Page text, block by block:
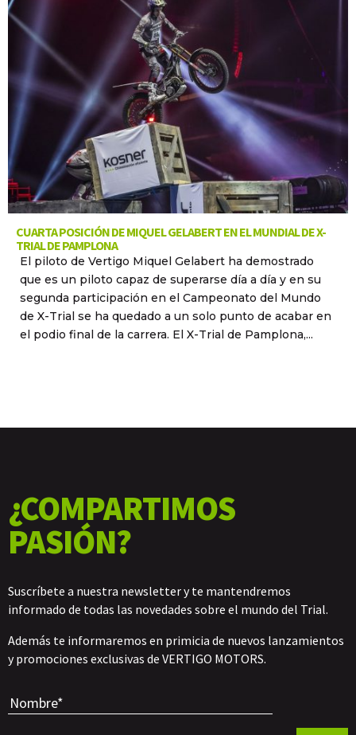
CUARTA POSICIÓN DE MIQUEL GELABERT EN EL MUNDIAL DE X-
TRIAL DE PAMPLONA
El piloto de Vertigo Miquel Gelabert ha demostrado
que es un piloto capaz de superarse día a día y en su
segunda participación en el Campeonato del Mundo
de X-Trial se ha quedado a un solo punto de acabar en
el podio final de la carrera. El X-Trial de Pamplona,...
¿COMPARTIMOS
PASIÓN?
Suscríbete a nuestra newsletter y te mantendremos
informado de todas las novedades sobre el mundo del Trial.
Además te informaremos en primicia de nuevos lanzamientos
y promociones exclusivas de VERTIGO MOTORS.